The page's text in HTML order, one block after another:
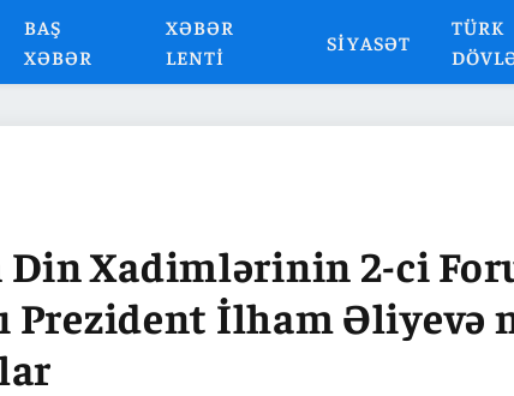
BAŞ
XƏBƏR
XƏBƏR
LENTI
SIYASƏT
TÜRK
Din Xadimlərinin 2-ci
Prezident İlham Əliyevə